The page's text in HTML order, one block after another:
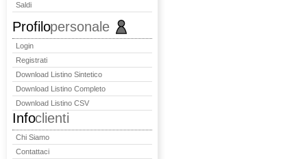
Saldi
Profilopersonale
Login
Registrati
Download Listino Sintetico
Download Listino Completo
Download Listino CSV
Infoclienti
Chi Siamo
Contattaci